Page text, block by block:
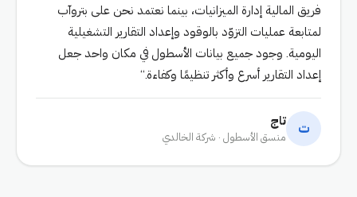
فريق المالية إدارة الميزانيات، بينما نعتمد نحن على بتروآب
لمتابعة عمليات التزوّد بالوقود وإعداد التقارير التشغيلية
اليومية. وجود جميع بيانات الأسطول في مكان واحد جعل
إعداد التقارير أسرع وأكثر تنظيمًا وكفاءة.
ت تاج
منسق الأسطول · شركة الخالدي